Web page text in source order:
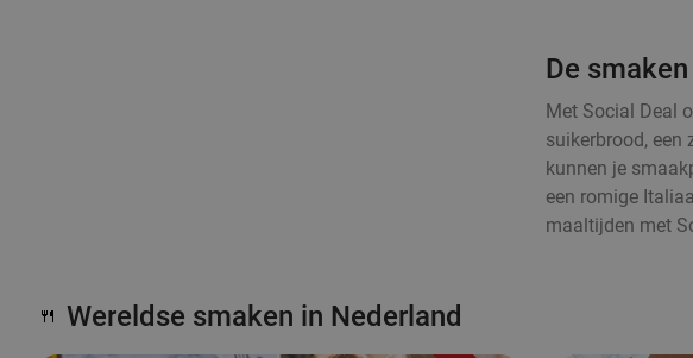
De
Met Social Deal
suikerbrood, een
kunnen je
een romige
maaltijden met
🍴 Wereldse smaken in Nederland